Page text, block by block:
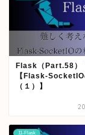
Flask（Part.58）
【Flask-SocketIO
（１）】
11-Flask